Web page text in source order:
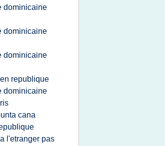
dominicaine
dominicaine
dominicaine
republique
dominicaine
cana
l'etranger pas